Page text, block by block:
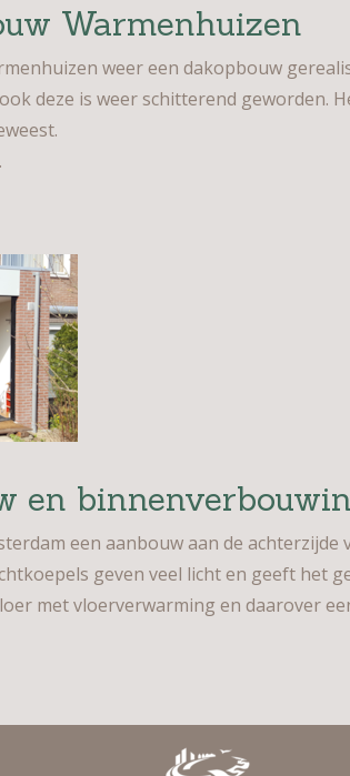
Warmenhuizen
weer een dakopbouw
deze is weer schitterend geworden.
en
een aanbouw aan de
geven veel licht en geeft het
met vloerverwarming en daarover